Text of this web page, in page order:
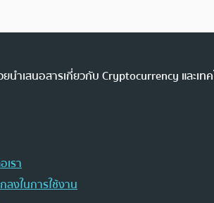
นำเสนอสารเกี่ยวกับ Cryptocurrency และเ
เรา
ลงในการใช้งาน